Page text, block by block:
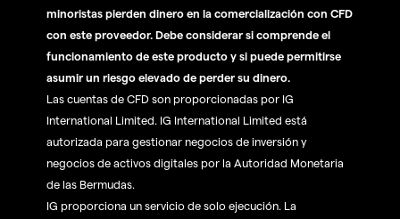
minoristas pierden dinero en la comercialización con CFD
con este proveedor. Debe considerar si comprende el
funcionamiento de este producto y si puede permitirse
asumir un riesgo elevado de perder su dinero.
Las cuentas de CFD son proporcionadas por IG
International Limited. IG International Limited está
autorizada para gestionar negocios de inversión y
negocios de activos digitales por la Autoridad Monetaria
de las Bermudas.
IG proporciona un servicio de solo ejecución. La